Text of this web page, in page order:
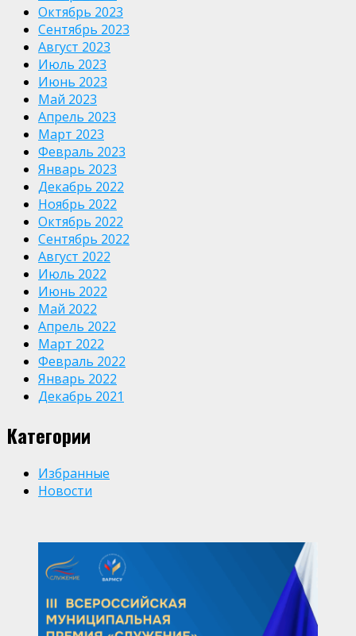
Октябрь 2023
Сентябрь 2023
Август 2023
Июль 2023
Июнь 2023
Май 2023
Апрель 2023
Март 2023
Февраль 2023
Январь 2023
Декабрь 2022
Ноябрь 2022
Октябрь 2022
Сентябрь 2022
Август 2022
Июль 2022
Июнь 2022
Май 2022
Апрель 2022
Март 2022
Февраль 2022
Январь 2022
Декабрь 2021
Категории
Избранные
Новости